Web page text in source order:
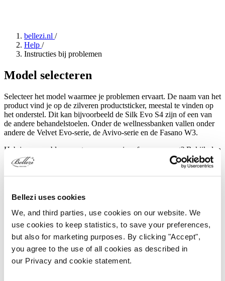
Bellezi uses cookies
We, and third parties, use cookies on our website. We
use cookies to keep statistics, to save your preferences,
but also for marketing purposes. By clicking "Accept",
you agree to the use of all cookies as described in
our Privacy and cookie statement.
bellezi.nl /
Help /
Instructies bij problemen
Model selecteren
Selecteer het model waarmee je problemen ervaart. De naam van het
product vind je op de zilveren productsticker, meestal te vinden op
het onderstel. Dit kan bijvoorbeeld de Silk Evo S4 zijn of een van
de andere behandelstoelen. Onder de wellnessbanken vallen onder
andere de Velvet Evo-serie, de Avivo-serie en de Fasano W3.
Heb je een probleem met een accessoire of een apparaat? Bekijk dan
de overige categorie.